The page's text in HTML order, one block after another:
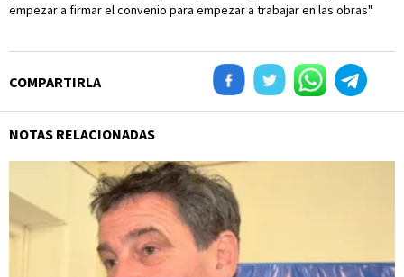
empezar a firmar el convenio para empezar a trabajar en las obras".
COMPARTIRLA
NOTAS RELACIONADAS